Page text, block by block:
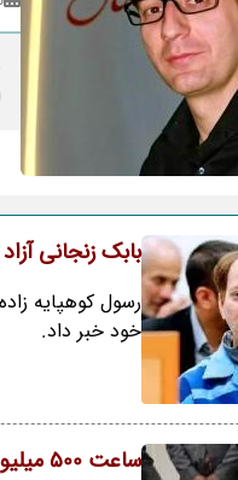
بابک زنجانی
رسول کوهپایه
خود خبر داد.
ساعت 500 میلیونی بابک زنجانی